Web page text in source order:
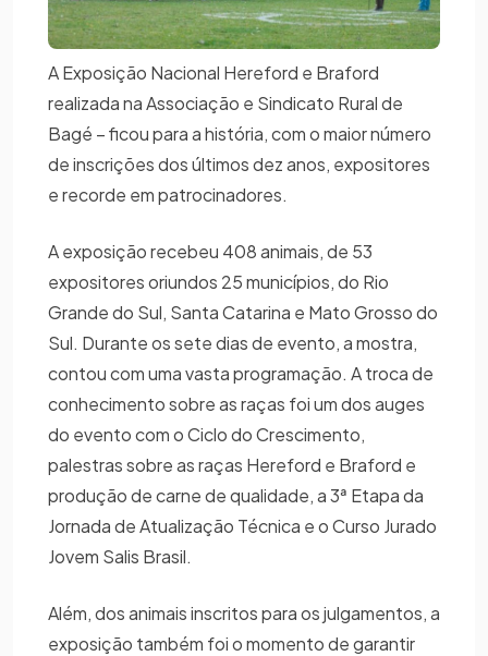
A Exposição Nacional Hereford e Braford
realizada na Associação e Sindicato Rural de
Bagé – ficou para a história, com o maior número
de inscrições dos últimos dez anos, expositores
e recorde em patrocinadores.
A exposição recebeu 408 animais, de 53
expositores oriundos 25 municípios, do Rio
Grande do Sul, Santa Catarina e Mato Grosso do
Sul. Durante os sete dias de evento, a mostra,
contou com uma vasta programação. A troca de
conhecimento sobre as raças foi um dos auges
do evento com o Ciclo do Crescimento,
palestras sobre as raças Hereford e Braford e
produção de carne de qualidade, a 3ª Etapa da
Jornada de Atualização Técnica e o Curso Jurado
Jovem Salis Brasil.
Além, dos animais inscritos para os julgamentos, a
exposição também foi o momento de garantir